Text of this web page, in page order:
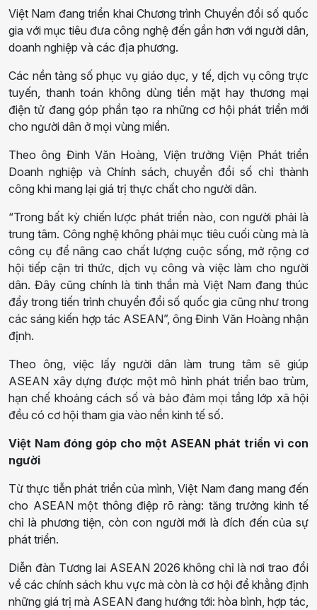
Việt Nam đang triển khai Chương trình Chuyển đổi số quốc
gia với mục tiêu đưa công nghệ đến gần hơn với người dân,
doanh nghiệp và các địa phương.
Các nền tảng số phục vụ giáo dục, y tế, dịch vụ công trực
tuyến, thanh toán không dùng tiền mặt hay thương mại
điện tử đang góp phần tạo ra những cơ hội phát triển mới
cho người dân ở mọi vùng miền.
Theo ông Đinh Văn Hoàng, Viện trưởng Viện Phát triển
Doanh nghiệp và Chính sách, chuyển đổi số chỉ thành
công khi mang lại giá trị thực chất cho người dân.
“Trong bất kỳ chiến lược phát triển nào, con người phải là
trung tâm. Công nghệ không phải mục tiêu cuối cùng mà là
công cụ để nâng cao chất lượng cuộc sống, mở rộng cơ
hội tiếp cận tri thức, dịch vụ công và việc làm cho người
dân. Đây cũng chính là tinh thần mà Việt Nam đang thúc
đẩy trong tiến trình chuyển đổi số quốc gia cũng như trong
các sáng kiến hợp tác ASEAN”, ông Đinh Văn Hoàng nhận
định.
Theo ông, việc lấy người dân làm trung tâm sẽ giúp
ASEAN xây dựng được một mô hình phát triển bao trùm,
hạn chế khoảng cách số và bảo đảm mọi tầng lớp xã hội
đều có cơ hội tham gia vào nền kinh tế số.
Việt Nam đóng góp cho một ASEAN phát triển vì con
người
Từ thực tiễn phát triển của mình, Việt Nam đang mang đến
cho ASEAN một thông điệp rõ ràng: tăng trưởng kinh tế
chỉ là phương tiện, còn con người mới là đích đến của sự
phát triển.
Diễn đàn Tương lai ASEAN 2026 không chỉ là nơi trao đổi
về các chính sách khu vực mà còn là cơ hội để khẳng định
những giá trị mà ASEAN đang hướng tới: hòa bình, hợp tác,